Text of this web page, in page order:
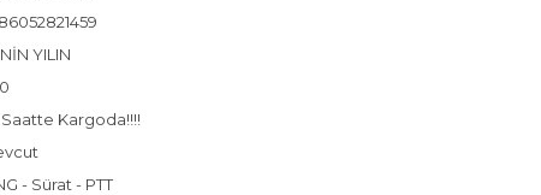
YILIN
Kargoda!!!!
- Sürat - PTT